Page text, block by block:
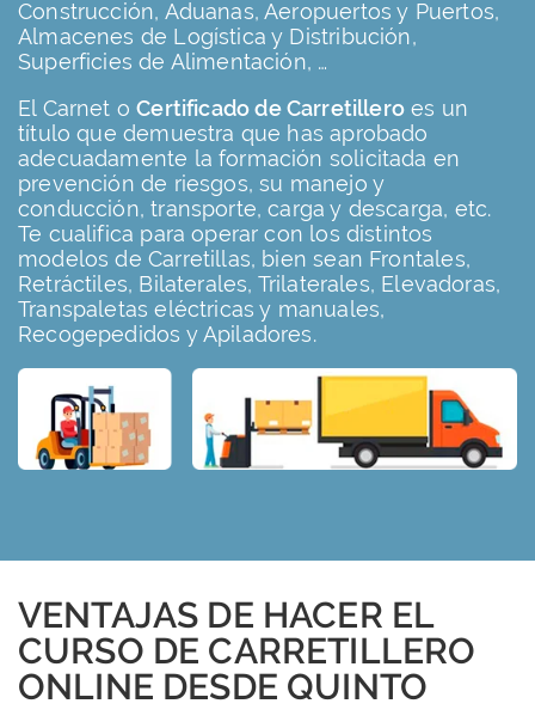
Construcción, Aduanas, Aeropuertos y Puertos,
Almacenes de Logística y Distribución,
Superficies de Alimentación, …
El Carnet oCertificado de Carretillero es un
título que demuestra que has aprobado
adecuadamente la formación solicitada en
prevención de riesgos, su manejo y
conducción, transporte, carga y descarga, etc.
Te cualifica para operar con los distintos
modelos de Carretillas, bien sean Frontales,
Retráctiles, Bilaterales, Trilaterales, Elevadoras,
Transpaletas eléctricas y manuales,
Recogepedidos y Apiladores.
VENTAJAS DE HACER EL
CURSO DE CARRETILLERO
ONLINE DESDE QUINTO